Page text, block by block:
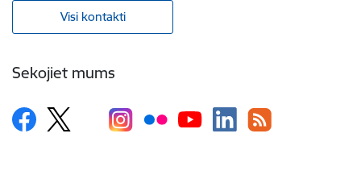
Visi kontakti
Sekojiet mums